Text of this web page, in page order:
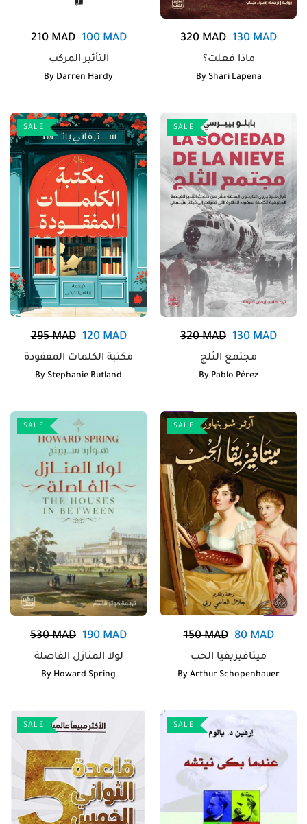
210MAD 100MAD
التأثير المركب
By Darren Hardy
320MAD 130 MAD
ماذا فعلت؟
By Shari Lapena
SALE
295MAD 120MAD
مكتبة الكلمات المفقودة
By Stephanie Butland
SALE
320MAD 130 MAD
مجتمع الثلج
By Pablo Pérez
SALE
530MAD 190 MAD
لولا المنازل الفاصلة
By Howard Spring
SALE
150MAD 80MAD
ميتافيزيقيا الحب
By Arthur Schopenhauer
SALE SALE